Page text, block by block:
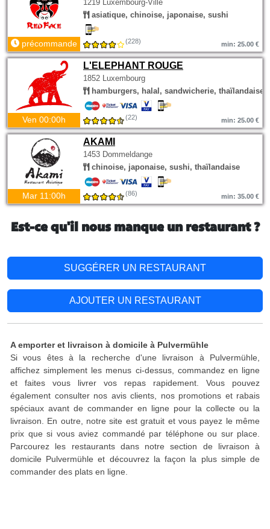
1219 Luxembourg-Ville
asiatique, chinoise, japonaise, sushi
précommande (228) min: 25.00 €
L'ELEPHANT ROUGE
1852 Luxembourg
hamburgers, halal, sandwicherie, thaïlandaise
Ven 00:00h (22) min: 25.00 €
AKAMI
1453 Dommeldange
chinoise, japonaise, sushi, thaïlandaise
Mar 11:00h (86) min: 35.00 €
Est-ce qu'il nous manque un restaurant ?
SUGGÉRER UN RESTAURANT
AJOUTER UN RESTAURANT
A emporter et livraison à domicile à Pulvermühle
Si vous êtes à la recherche d'une livraison à Pulvermühle,
affichez simplement les menus ci-dessus, commandez en ligne
et faites vous livrer vos repas rapidement. Vous pouvez
également consulter nos avis clients, nos promotions et rabais
spéciaux avant de commander en ligne pour la collecte ou la
livraison. En outre, notre site est gratuit et vous payez le même
prix que si vous aviez commandé par téléphone ou sur place.
Parcourez les restaurants dans notre section de livraison à
domicile Pulvermühle et découvrez la façon la plus simple de
commander des plats en ligne.